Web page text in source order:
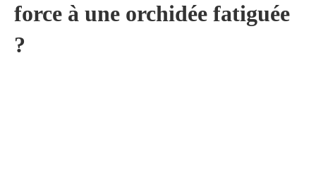
force à une orchidée fatiguée
?